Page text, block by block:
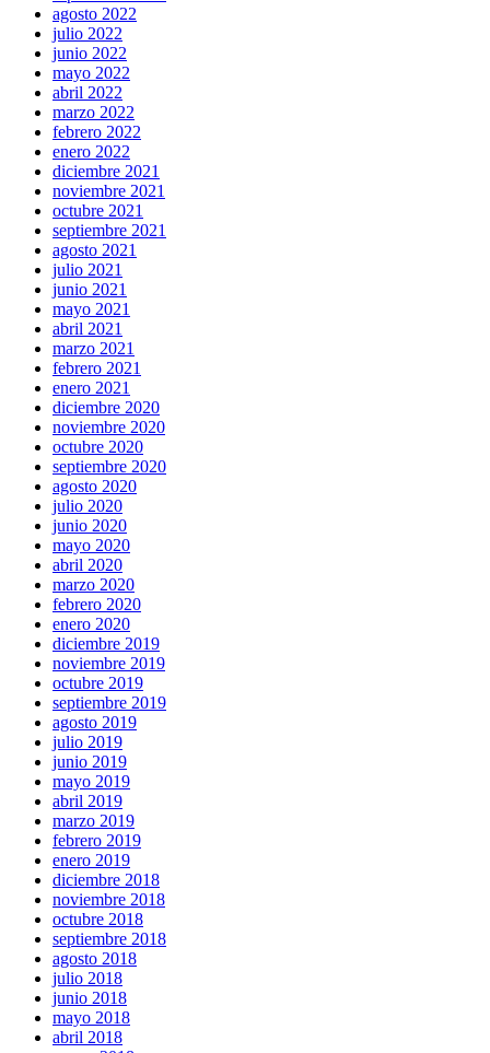
agosto 2022
julio 2022
junio 2022
mayo 2022
abril 2022
marzo 2022
febrero 2022
enero 2022
diciembre 2021
noviembre 2021
octubre 2021
septiembre 2021
agosto 2021
julio 2021
junio 2021
mayo 2021
abril 2021
marzo 2021
febrero 2021
enero 2021
diciembre 2020
noviembre 2020
octubre 2020
septiembre 2020
agosto 2020
julio 2020
junio 2020
mayo 2020
abril 2020
marzo 2020
febrero 2020
enero 2020
diciembre 2019
noviembre 2019
octubre 2019
septiembre 2019
agosto 2019
julio 2019
junio 2019
mayo 2019
abril 2019
marzo 2019
febrero 2019
enero 2019
diciembre 2018
noviembre 2018
octubre 2018
septiembre 2018
agosto 2018
julio 2018
junio 2018
mayo 2018
abril 2018